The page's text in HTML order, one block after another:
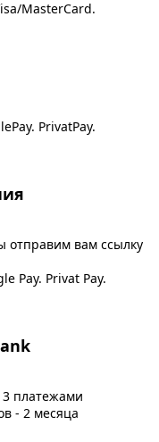
MasterCard.
PrivatPay.
отправим вам ссылку
Pay. Privat Pay.
3 платежами
- 2 месяца